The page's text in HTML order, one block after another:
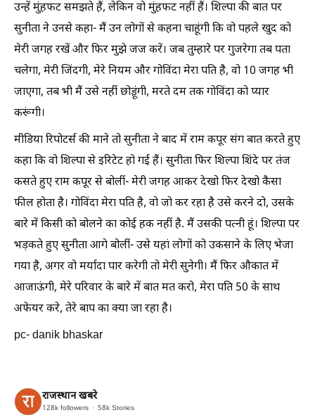
उन्हें मुंहफट समझते हैं, लेकिन वो मुंहफट नहीं हैं। शिल्पा की बात पर
सुनीता ने उनसे कहा- मैं उन लोगों से कहना चाहूंगी कि वो पहले खुद को
मेरी जगह रखें और फिर मुझे जज करें। जब तुम्हारे पर गुजरेगा तब पता
चलेगा, मेरी जिंदगी, मेरे नियम और गोविंदा मेरा पति है, वो 10 जगह भी
जाएगा, तब भी मैं उसे नहीं छोड़ूंगी, मरते दम तक गोविंदा को प्यार
करूंगी।
मीडिया रिपोटर्स की माने तो सुनीता ने बाद में राम कपूर संग बात करते हुए
कहा कि वो शिल्पा से इरिटेट हो गई हैं। सुनीता फिर शिल्पा शिंदे पर तंज
कसते हुए राम कपूर से बोलीं- मेरी जगह आकर देखो फिर देखो कैसा
फील होता है। गोविंदा मेरा पति है, वो जो कर रहा है उसे करने दो, उसके
बारे में किसी को बोलने का कोई हक नहीं है. मैं उसकी पत्नी हूं। शिल्पा पर
भड़कते हुए सुनीता आगे बोलीं- उसे यहां लोगों को उकसाने के लिए भेजा
गया है, अगर वो मर्यादा पार करेगी तो मेरी सुनेगी। मैं फिर औकात में
आजाऊंगी, मेरे परिवार के बारे में बात मत करो, मेरा पति 50 के साथ
अफेयर करे, तेरे बाप का क्या जा रहा है।
pc- danik bhaskar
राजस्थान खबरे
128k followers 58k Stories